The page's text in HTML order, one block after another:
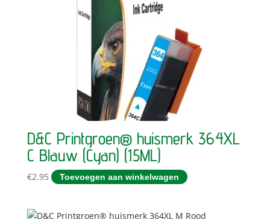
D&C Printgroen® huismerk 364XL
C Blauw (Cyan) (15ML)
€2.95 Toevoegen aan winkelwagen